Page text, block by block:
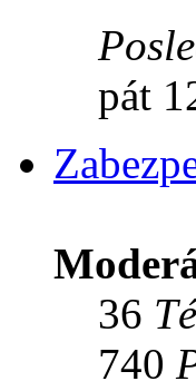
pát
36
740